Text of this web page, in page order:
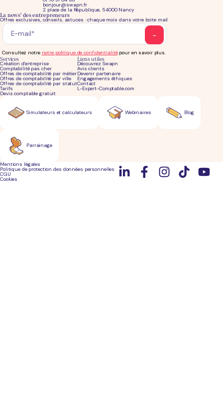
bonjour@swapn.fr
2 place de la République, 54000 Nancy
Services
Création d'entreprise
Comptabilité pas cher
Offres de comptabilité par métier
Offres de comptabilité par ville
Offres de comptabilité par statut
Tarifs
Devis comptable gratuit
Liens utiles
Découvrez Swapn
Avis clients
Devenir partenaire
Engagements éthiques
Contact
L-Expert-Comptable.com
La news' des entrepreneurs
Offres exclusives, conseils, astuces : chaque mois dans votre boite mail
Consultez notre notre politique de confidentialitépour en savoir plus.
Simulateurs et calculateurs Blog
Parrainage
Webinaires
Mentions légales
Politique de protection des données personnelles
CGU
Cookies